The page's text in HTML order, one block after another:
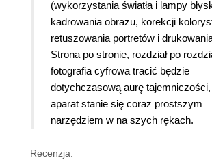
(wykorzystania światła i lampy
kadrowania obrazu, korekcji
retuszowania portretów i
Strona po stronie, rozdział po
fotografia cyfrowa tracić będzie
dotychczasową aurę
aparat stanie się coraz prostszym
narzędziem w na szych rękach.
Recenzja: